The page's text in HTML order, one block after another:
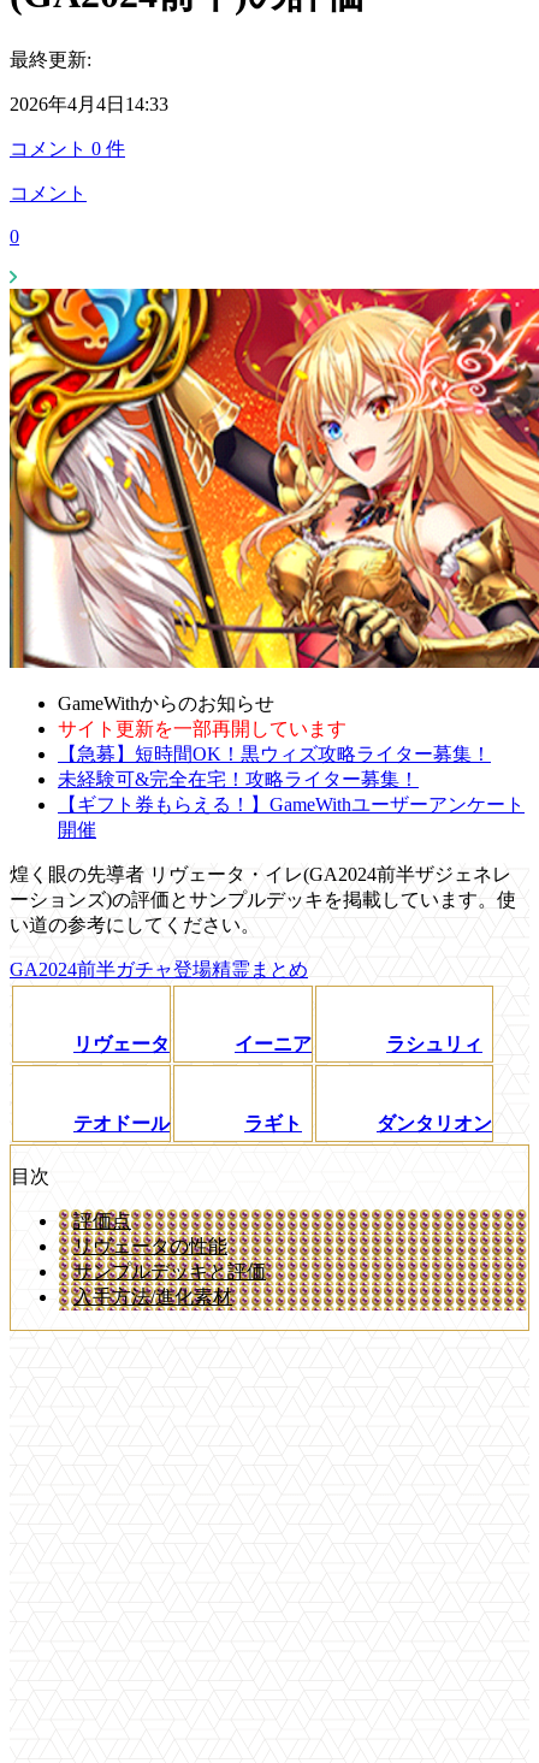
最終更新:
2026年4月4日14:33
コメント 0 件
コメント
0
GameWithからのお知らせ
サイト更新を一部再開しています
【急募】短時間OK！黒ウィズ攻略ライター募集！
未経験可&完全在宅！攻略ライター募集！
【ギフト券もらえる！】GameWithユーザーアンケート
開催
煌く眼の先導者 リヴェータ・イレ(GA2024前半ザジェネレ
ーションズ)の評価とサンプルデッキを掲載しています。使
い道の参考にしてください。
GA2024前半ガチャ登場精霊まとめ
リヴェータ イーニア ラシュリィ
テオドール ラギト ダンタリオン
目次
評価点
リヴェータの性能
サンプルデッキと評価
入手方法/進化素材